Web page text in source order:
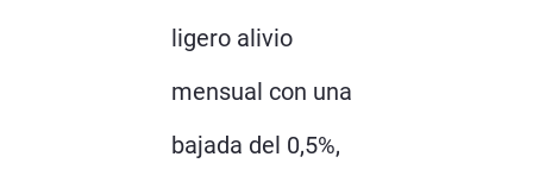
ligero alivio
mensual con una
bajada del 0,5%,